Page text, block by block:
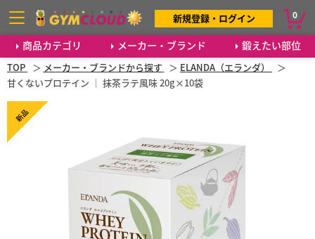
商品カテゴリ メーカー・ブランド 鍛えたい部位
新規登録・ログイン 0
TOP メーカー・ブランドから探す
ELANDA（エランダ）
甘くないプロテイン ｜ 抹茶ラテ風味 20g×10袋
新品